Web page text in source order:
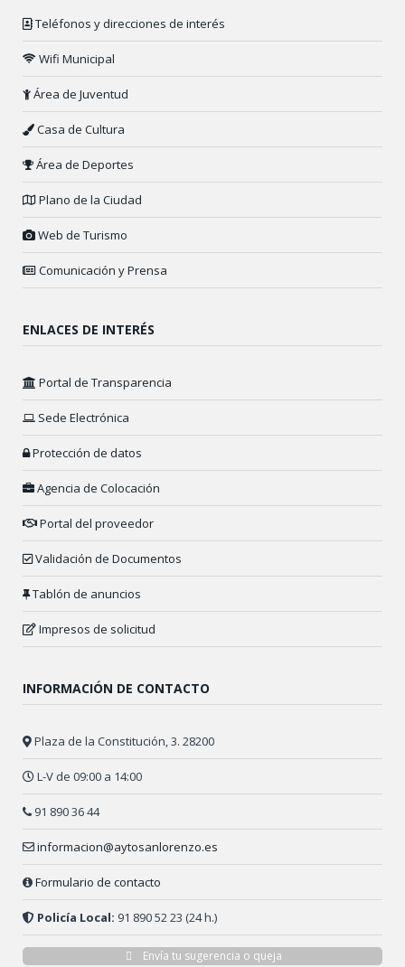
Teléfonos y direcciones de interés
Wifi Municipal
Área de Juventud
Casa de Cultura
Área de Deportes
Plano de la Ciudad
Web de Turismo
Comunicación y Prensa
ENLACES DE INTERÉS
Portal de Transparencia
Sede Electrónica
Protección de datos
Agencia de Colocación
Portal del proveedor
Validación de Documentos
Tablón de anuncios
Impresos de solicitud
INFORMACIÓN DE CONTACTO
Plaza de la Constitución, 3. 28200
L-V de 09:00 a 14:00
91 890 36 44
informacion@aytosanlorenzo.es
Formulario de contacto
Policía Local: 91 890 52 23 (24 h.)
Envía tu sugerencia o queja